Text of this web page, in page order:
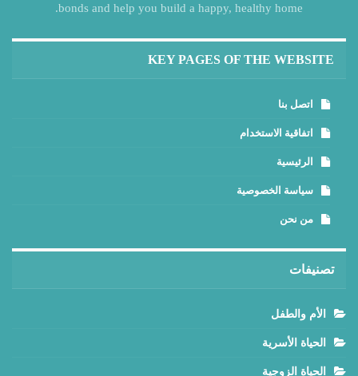
bonds and help you build a happy, healthy home.
KEY PAGES OF THE WEBSITE
اتصل بنا
اتفاقية الاستخدام
الرئيسية
سياسة الخصوصية
من نحن
تصنيفات
الأم والطفل
الحياة الأسرية
الحياة الزوجية